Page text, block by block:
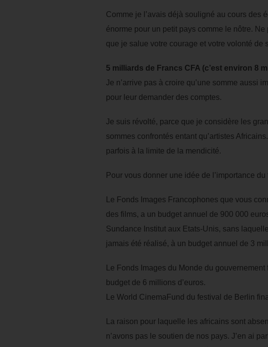
Comme je l’avais déjà souligné au cours des
énorme pour un petit pays comme le nôtre.
que je salue votre courage et votre volonté de
5 milliards de Francs CFA (c’est environ 8
Je n’arrive pas à croire qu’une somme aussi
pour leur demander des comptes.
Je suis révolté, parce que je considère les
sommes confrontés entant qu’artistes
parfois à la limite de la mendicité.
Pour vous donner une idée de l’importance
Le Fonds Images Francophones que vous
des films, a un budget annuel de 900 000
Sundance Institut aux Etats-Unis, sans
jamais été réalisé, à un budget annuel de 3
Le Fonds Images du Monde du
budget de 6 millions d’euros.
Le World CinemaFund du festival de Berlin
La raison pour laquelle les africains sont
n’avons pas le soutien de nos pays. J’en ai